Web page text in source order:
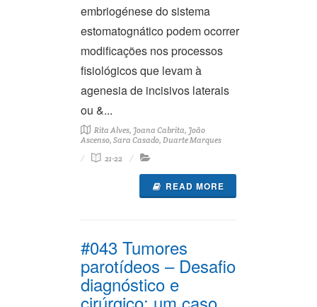
embriogénese do sistema
estomatognático podem ocorrer
modificações nos processos
fisiológicos que levam à
agenesia de incisivos laterais
ou &...
Rita Alves, Joana Cabrita, João
Ascenso, Sara Casado, Duarte Marques
21-22
READ MORE
#043 Tumores
parotídeos – Desafio
diagnóstico e